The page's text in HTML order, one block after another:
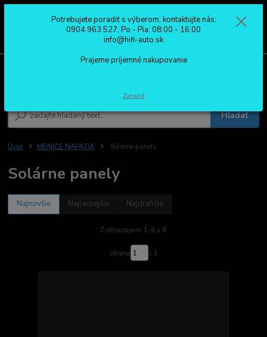
Hľadať
0904 963 527
Po - Pia: 08:00 - 16:00
Úvod MENIČE NAPÄTIA Solárne panely
Solárne panely
Najnovšie Najlacnejšie Najdrahšie
Zobrazujem 1-8 z 8
strana z 1
Potrebujete poradiť s výberom, kontaktujte nás:
0904 963 527, Po - Pia: 08:00 - 16:00
info@hifi-auto.sk
Prajeme príjemné nakupovanie
Zatvoriť